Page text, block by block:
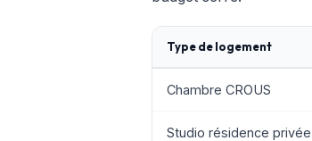
Type de logement
Chambre CROUS
Studio résidence privée